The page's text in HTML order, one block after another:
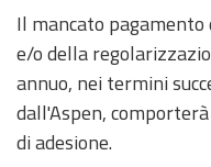
Il mancato
e/o della
annuo, nei termini
dall'Aspen,
di adesione.